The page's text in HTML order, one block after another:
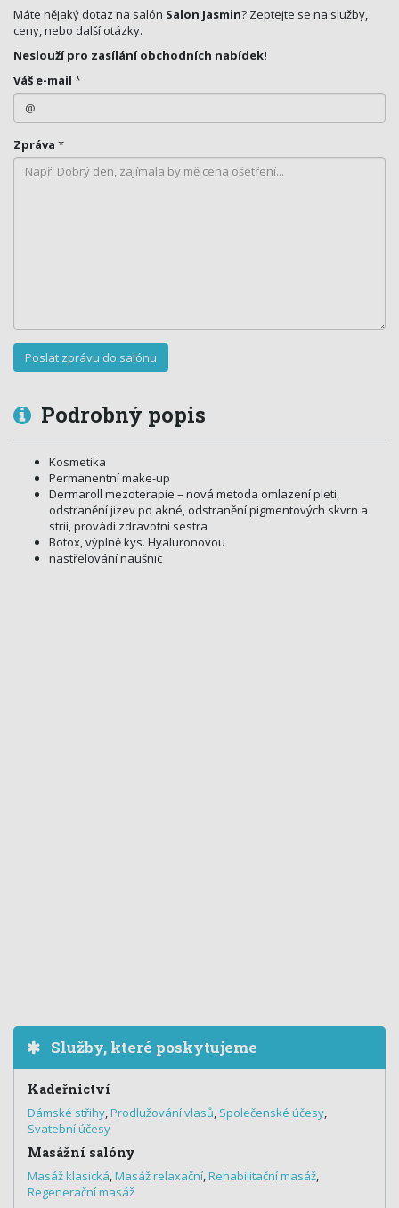
Máte nějaký dotaz na salón Salon Jasmin? Zeptejte se na služby,
ceny, nebo další otázky.
Neslouží pro zasílání obchodních nabídek!
Váš e-mail *
Zpráva *
Podrobný popis
Kosmetika
Permanentní make-up
Dermaroll mezoterapie – nová metoda omlazení pleti,
odstranění jizev po akné, odstranění pigmentových skvrn a
strií, provádí zdravotní sestra
Botox, výplně kys. Hyaluronovou
nastřelování naušnic
Služby, které poskytujeme
Kadeřnictví
Dámské střihy,Prodlužování vlasů, Společenské účesy,
Svatební účesy
Masážní salóny
Masáž klasická,Masáž relaxační,Rehabilitační masáž,
Regenerační masáž